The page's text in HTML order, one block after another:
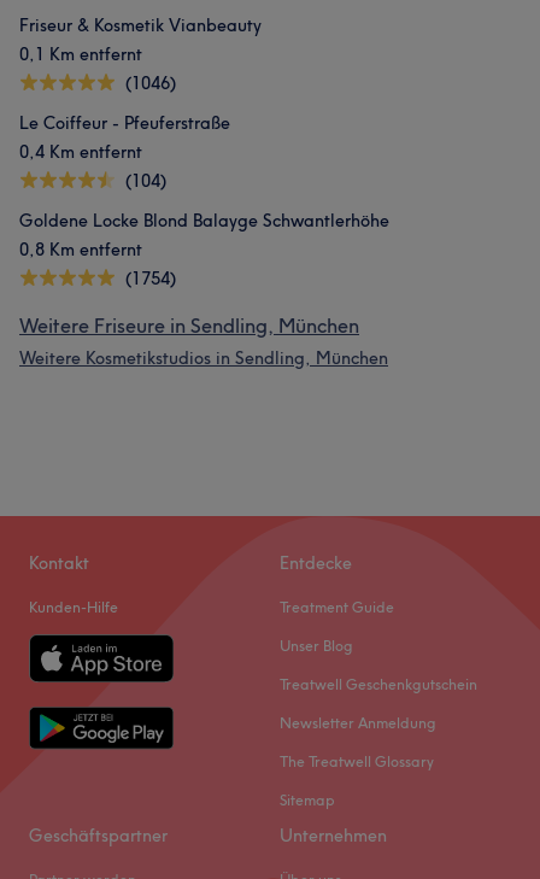
Friseur & Kosmetik Vianbeauty
0,1 Km entfernt
(1046)
Le Coiffeur - Pfeuferstraße
0,4 Km entfernt
(104)
Goldene Locke Blond Balayge Schwantlerhöhe
0,8 Km entfernt
(1754)
Weitere Friseure in Sendling, München
Weitere Kosmetikstudios in Sendling, München
Kontakt
Kunden-Hilfe
Entdecke
Treatment Guide
Unser Blog
Treatwell Geschenkgutschein
Newsletter Anmeldung
The Treatwell Glossary
Sitemap
Geschäftspartner Unternehmen